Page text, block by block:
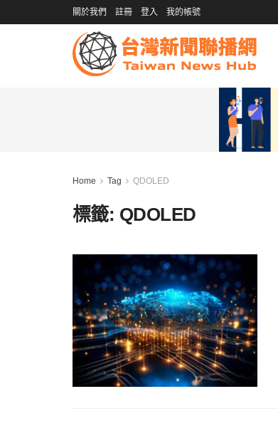
關於我們 註冊 登入 我的帳號
Home Tag QDOLED
標籤: QDOLED